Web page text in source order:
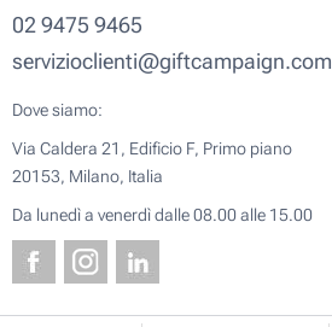
02 9475 9465
servizioclienti@giftcampaign.com
Dove siamo:
Via Caldera 21, Edificio F, Primo piano
20153, Milano, Italia
Da lunedì a venerdì dalle 08.00 alle 15.00